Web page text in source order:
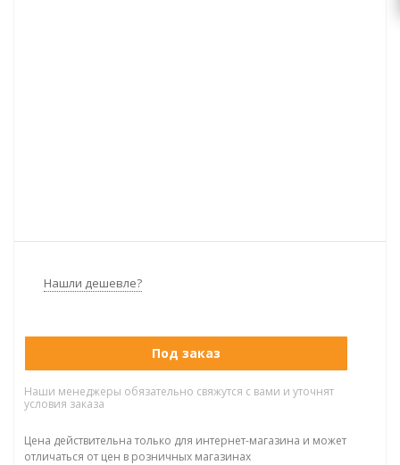
Нашли дешевле?
Под заказ
Наши менеджеры обязательно свяжутся с вами и уточнят
условия заказа
Цена действительна только для интернет-магазина и может
отличаться от цен в розничных магазинах